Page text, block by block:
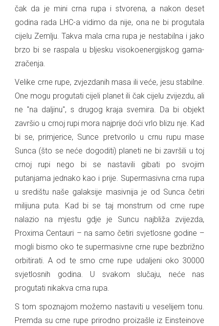
čak da je mini crna rupa i stvorena, a nakon deset
godina rada LHC-a vidimo da nije, ona ne bi progutala
cijelu Zemlju. Takva mala crna rupa je nestabilna i jako
brzo bi se raspala u bljesku visokoenergijskog gama-
zračenja.
Velike crne rupe, zvjezdanih masa ili veće, jesu stabilne.
One mogu progutati cijeli planet ili čak cijelu zvijezdu, ali
ne "na daljinu", s drugog kraja svemira. Da bi objekt
završio u crnoj rupi mora najprije doći vrlo blizu nje. Kad
bi se, primjerice, Sunce pretvorilo u crnu rupu mase
Sunca (što se neće dogoditi) planeti ne bi završili u toj
crnoj rupi nego bi se nastavili gibati po svojim
putanjama jednako kao i prije. Supermasivna crna rupa
u središtu naše galaksije masivnija je od Sunca četiri
milijuna puta. Kad bi se taj monstrum od crne rupe
nalazio na mjestu gdje je Suncu najbliža zvijezda,
Proxima Centauri – na samo četiri svjetlosne godine –
mogli bismo oko te supermasivne crne rupe bezbrižno
orbitirati. A od te smo crne rupe udaljeni oko 30000
svjetlosnih godina. U svakom slučaju, neće nas
progutati nikakva crna rupa.
S tom spoznajom možemo nastaviti u veselijem tonu.
Premda su crne rupe prirodno proizašle iz Einsteinove